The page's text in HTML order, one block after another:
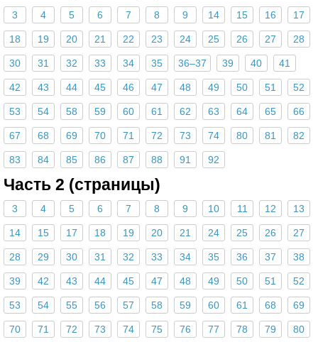
3 4 5 6 7 8 9 14 15 16 17
18 19 20 21 22 23 24 25 26 27 28
30 31 32 33 34 35 36–37 39 40 41
42 43 44 45 46 47 48 49 50 51 52
53 54 58 59 60 61 62 63 64 65 66
67 68 69 70 71 72 73 74 80 81 82
83 84 85 86 87 88 91 92
Часть 2 (страницы)
3 4 5 6 7 8 9 10 11 12 13
14 15 17 18 19 20 21 24 25 26 27
28 29 30 31 32 33 34 35 36 37 38
39 42 43 44 45 47 48 49 50 51 52
53 54 55 56 57 58 59 60 61 68 69
70 71 72 73 74 75 76 77 78 79 80